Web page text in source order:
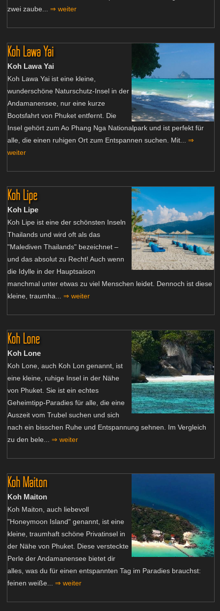
zwei zaube... ⇒ weiter
Koh Lawa Yai
Koh Lawa Yai
Koh Lawa Yai ist eine kleine,
wunderschöne Naturschutz-Insel in der
Andamanensee, nur eine kurze
Bootsfahrt von Phuket entfernt. Die
Insel gehört zum Ao Phang Nga Nationalpark und ist perfekt für
alle, die einen ruhigen Ort zum Entspannen suchen. Mit... ⇒
weiter
Koh Lipe
Koh Lipe
Koh Lipe ist eine der schönsten Inseln
Thailands und wird oft als das
"Malediven Thailands" bezeichnet –
und das absolut zu Recht! Auch wenn
die Idylle in der Hauptsaison
manchmal unter etwas zu viel Menschen leidet. Dennoch ist diese
kleine, traumha... ⇒ weiter
Koh Lone
Koh Lone
Koh Lone, auch Koh Lon genannt, ist
eine kleine, ruhige Insel in der Nähe
von Phuket. Sie ist ein echtes
Geheimtipp-Paradies für alle, die eine
Auszeit vom Trubel suchen und sich
nach ein bisschen Ruhe und Entspannung sehnen. Im Vergleich
zu den bele... ⇒ weiter
Koh Maiton
Koh Maiton
Koh Maiton, auch liebevoll
"Honeymoon Island" genannt, ist eine
kleine, traumhaft schöne Privatinsel in
der Nähe von Phuket. Diese versteckte
Perle der Andamanensee bietet dir
alles, was du für einen entspannten Tag im Paradies brauchst:
feinen weiße... ⇒ weiter